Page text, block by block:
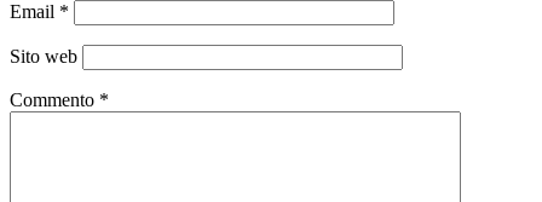
Email *
Sito web
Commento *